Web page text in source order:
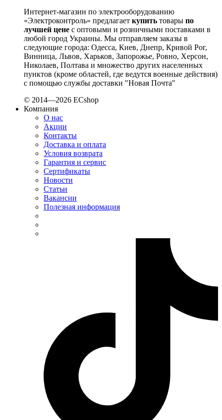
Selec (Индия)
SEZ (Словакия)
Siemens (Германия)
Smart-MAIC
Socomec (Франция)
SOFAR (Китай)
Sungrow (Китай)
TAB (Словения)
Takel (Украина)
Technoelectric (Италия)
Technosystems (Украина)
TEKPAN (Турция)
TeleTec (Украина)
TEM (Словения)
Tense (Турция)
Terneo (Украина)
Testboy (Германия)
UEC (Украина)
UEK (Украина)
Vargo (Украина)
Vector VS
АС Привод (Украина)
АСКО-УКРЕМ (Украина)
Запорожский завод цветных металлов (ЗЗЦМ)
Каблекс Одесса
Мегомметр (Украина)
Новатек-Электро (Украина)
Одескабель Одесский кабельный завод
Промфактор
Термофит
Интернет-магазин по электрооборудованию
«Электроконтроль» предлагает купить товары по
лучшей цене с оптовыми и розничными поставками в
любой город Украины. Мы отправляем заказы в
следующие города: Одесса, Киев, Днепр, Кривой Рог,
Винница, Львов, Харьков, Запорожье, Ровно, Херсон,
Николаев, Полтава и множество других населенных
пунктов (кроме областей, где ведутся военные действия)
с помощью службы доставки "Новая Почта"
© 2014—2026 ECshop
Компания
О нас
Акции
Контакты
Доставка и оплата
Условия возврата
Гарантия и сервис
Сертификаты
Новости
Статьи
Вакансии
Полезная информация